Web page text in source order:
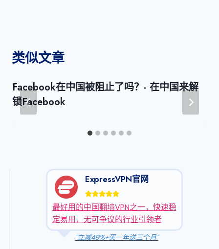
类似文章
Facebook在中国被阻止了吗？- 在中国来解
锁Facebook
ExpressVPN官网
最好用的中国翻墙VPN之一，快速稳
定易用，无可争议的行业引领者
"立减49%+买一年送三个月"